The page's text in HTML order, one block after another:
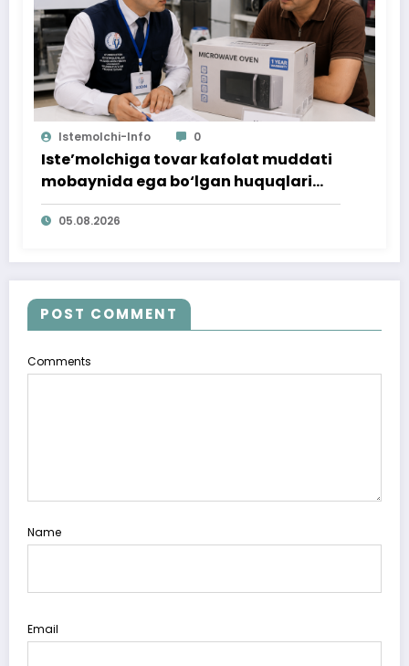
Istemolchi-Info 0
Iste’molchiga tovar kafolat muddati
mobaynida ega bo‘lgan huquqlari
ta’minlab berildi
05.08.2026
POST COMMENT
Comments
Name
Email